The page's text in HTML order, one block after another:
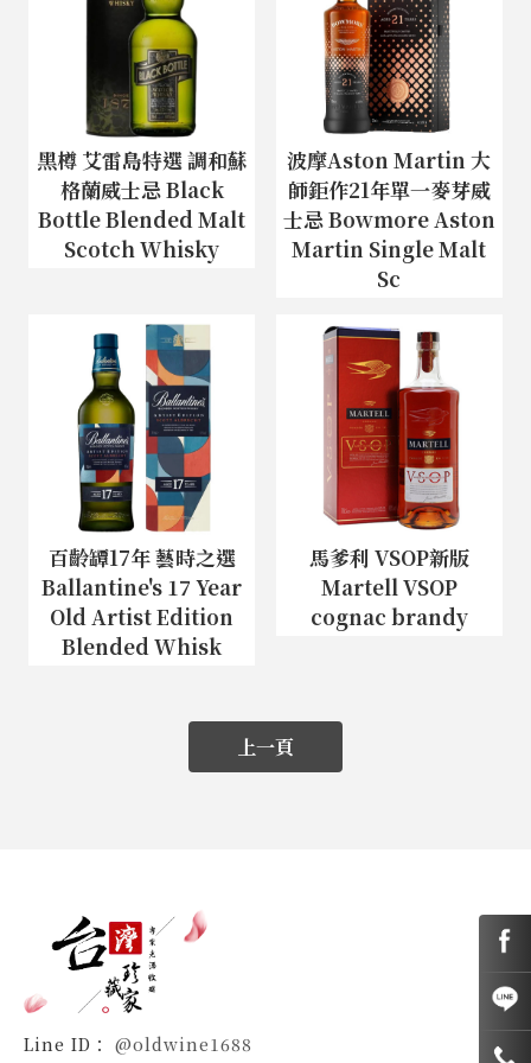
黑樽 艾雷島特選 調和蘇
格蘭威士忌 Black
Bottle Blended Malt
Scotch Whisky
波摩Aston Martin 大
師鉅作21年單一麥芽威
士忌 Bowmore Aston
Martin Single Malt
Sc
百齡罈17年 藝時之選
Ballantine's 17 Year
Old Artist Edition
Blended Whisk
馬爹利 VSOP新版
Martell VSOP
cognac brandy
上一頁
@oldwine1688